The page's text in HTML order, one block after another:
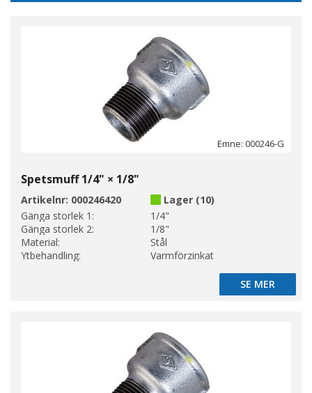
Emne: 000246-G
Spetsmuff 1/4" × 1/8"
Artikelnr: 000246420
Lager (10)
Gänga storlek 1:
1/4"
Gänga storlek 2:
1/8"
Material:
Stål
Ytbehandling:
Varmförzinkat
SE MER
SE MER